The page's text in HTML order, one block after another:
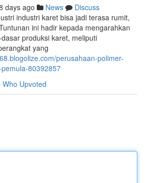
days ago News
Discuss
industri karet bisa jadi terasa rumit,
ini hadir kepada mengarahkan
produksi karet, meliputi
yang
perusahaan-polimer-
80392857
Who Upvoted